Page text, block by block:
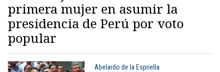
primera mujer en asumir la
presidencia de Perú por voto
popular
Abelardo de la Espriella